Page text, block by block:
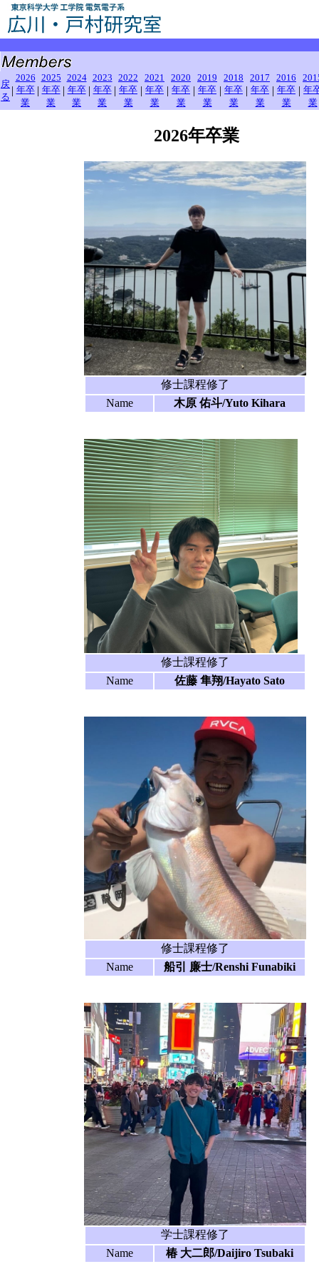
2026年卒業
修士課程修了
Name
木原 佑斗/Yuto Kihara
修士課程修了
Name
佐藤 隼翔/Hayato Sato
修士課程修了
Name
船引 廉士/Renshi Funabiki
学士課程修了
Name
椿 大二郎/Daijiro Tsubaki